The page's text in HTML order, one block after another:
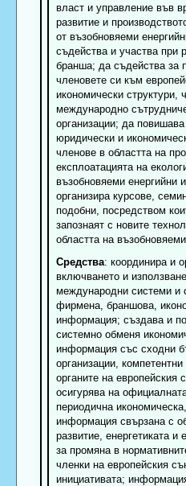
власт и управление във
развитие и
от възобновяеми
съдейства и участва при
бранша; да съдейства за
членовете си към
икономически структури,
международно
организации; да повишава
юридически и
членове в областта на
експлоатацията на
възобновяеми енергийни
организира курсове,
подобни, посредством
запознаят с новите
областта на
Средства: координира и
включването и
международни системи и
фирмена, браншова,
информация; създава и
системно обменя
информация със сходни
организации,
органите на
осигурява на
периодична
информация свързана с
развитие, енергетиката и
за промяна в
членки на европейския
инициативата;